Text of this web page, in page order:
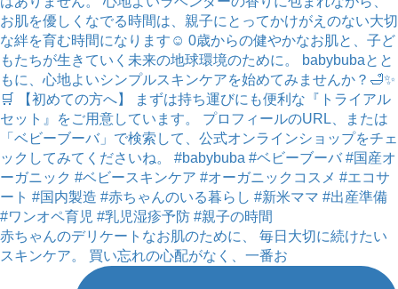
赤ちゃんのデリケートなお肌のために、 毎日大切に続けたい
スキンケア。 買い忘れの心配がなく、一番お